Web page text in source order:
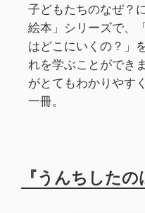
子どもたちのなぜ？
絵本」シリーズで、
はどこにいくの？」
れを学ぶことができ
がとてもわかりやす
一冊。
『うんちしたの